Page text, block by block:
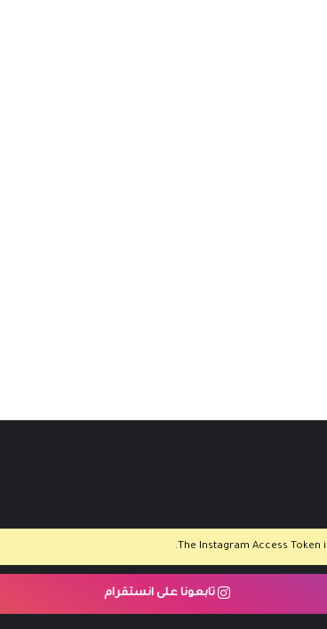
The Instagram Access
تابعونا على انستقرام